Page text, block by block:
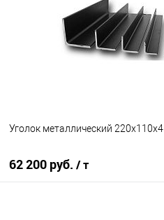
Уголок металлический 220х110х4
62 200 руб. / т